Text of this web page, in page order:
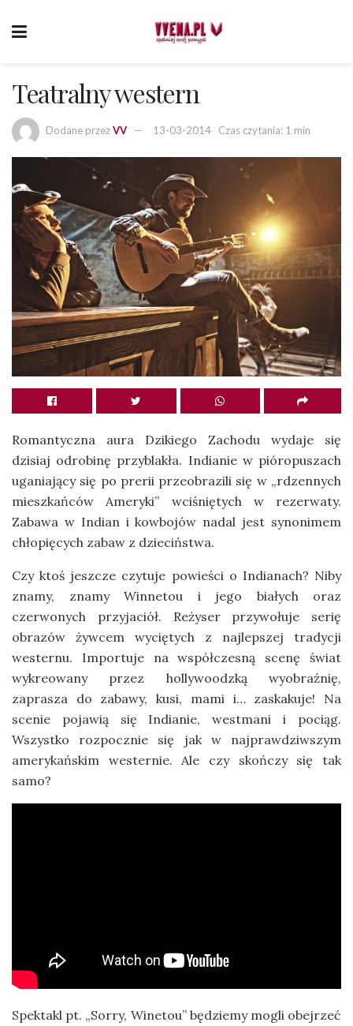
Teatralny western
Dodane przezVV 13-03-2014 Czas czytania: 1 min
Romantyczna aura Dzikiego Zachodu wydaje się
dzisiaj odrobinę przyblakła. Indianie w pióropuszach
uganiający się po prerii przeobrazili się w „rdzennych
mieszkańców Ameryki” wciśniętych w rezerwaty.
Zabawa w Indian i kowbojów nadal jest synonimem
chłopięcych zabaw z dzieciństwa.
Czy ktoś jeszcze czytuje powieści o Indianach? Niby
znamy, znamy Winnetou i jego białych oraz
czerwonych przyjaciół. Reżyser przywołuje serię
obrazów żywcem wyciętych z najlepszej tradycji
westernu. Importuje na współczesną scenę świat
wykreowany przez hollywoodzką wyobraźnię,
zaprasza do zabawy, kusi, mami i… zaskakuje! Na
scenie pojawią się Indianie, westmani i pociąg.
Wszystko rozpocznie się jak w najprawdziwszym
amerykańskim westernie. Ale czy skończy się tak
samo?
Spektakl pt. „Sorry, Winetou” będziemy mogli obejrzeć